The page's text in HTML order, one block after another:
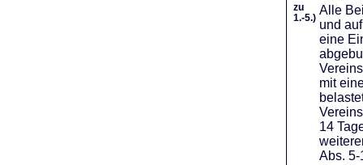
zu
1.-5.)
Alle
und
eine
mit
14
Abs.